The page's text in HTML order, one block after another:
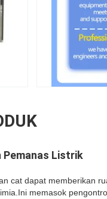
Pemanas Listrik
cat dapat memberikan
memasok